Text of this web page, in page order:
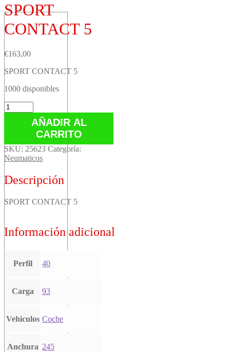
SPORT
CONTACT 5
€163,00
SPORT CONTACT 5
1000 disponibles
SPORT
CONTACT
AÑADIR AL
CARRITO
SKU: 25623 Categoría:
Neumaticos
Descripción
SPORT CONTACT 5
Información adicional
Perfil 40
Carga 93
Vehiculos Coche
Anchura 245